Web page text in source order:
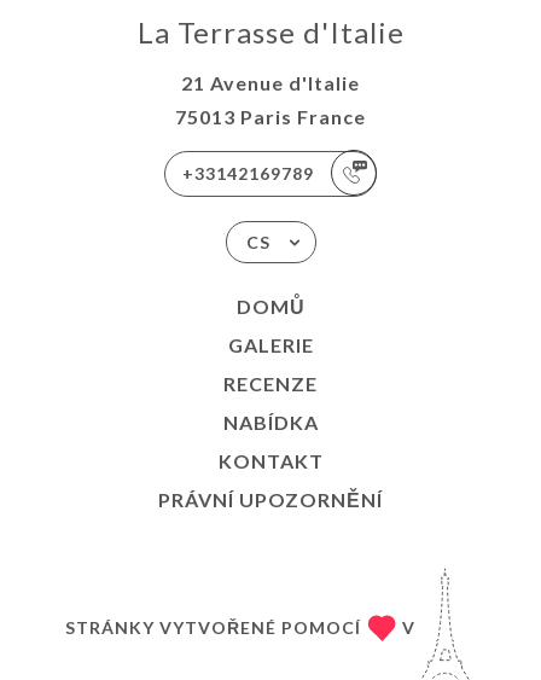
La Terrasse d'Italie
21 Avenue d'Italie
75013 Paris France
+33142169789
CS
DOMŮ
GALERIE
RECENZE
NABÍDKA
KONTAKT
PRÁVNÍ UPOZORNĚNÍ
STRÁNKY VYTVOŘENÉ POMOCÍ V